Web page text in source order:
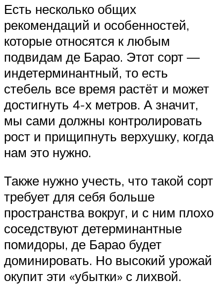
Есть несколько общих
рекомендаций и особенностей,
которые относятся к любым
подвидам де Барао. Этот сорт —
индетерминантный, то есть
стебель все время растёт и может
достигнуть 4-х метров. А значит,
мы сами должны контролировать
рост и прищипнуть верхушку, когда
нам это нужно.
Также нужно учесть, что такой сорт
требует для себя больше
пространства вокруг, и с ним плохо
соседствуют детерминантные
помидоры, де Барао будет
доминировать. Но высокий урожай
окупит эти «убытки» с лихвой.